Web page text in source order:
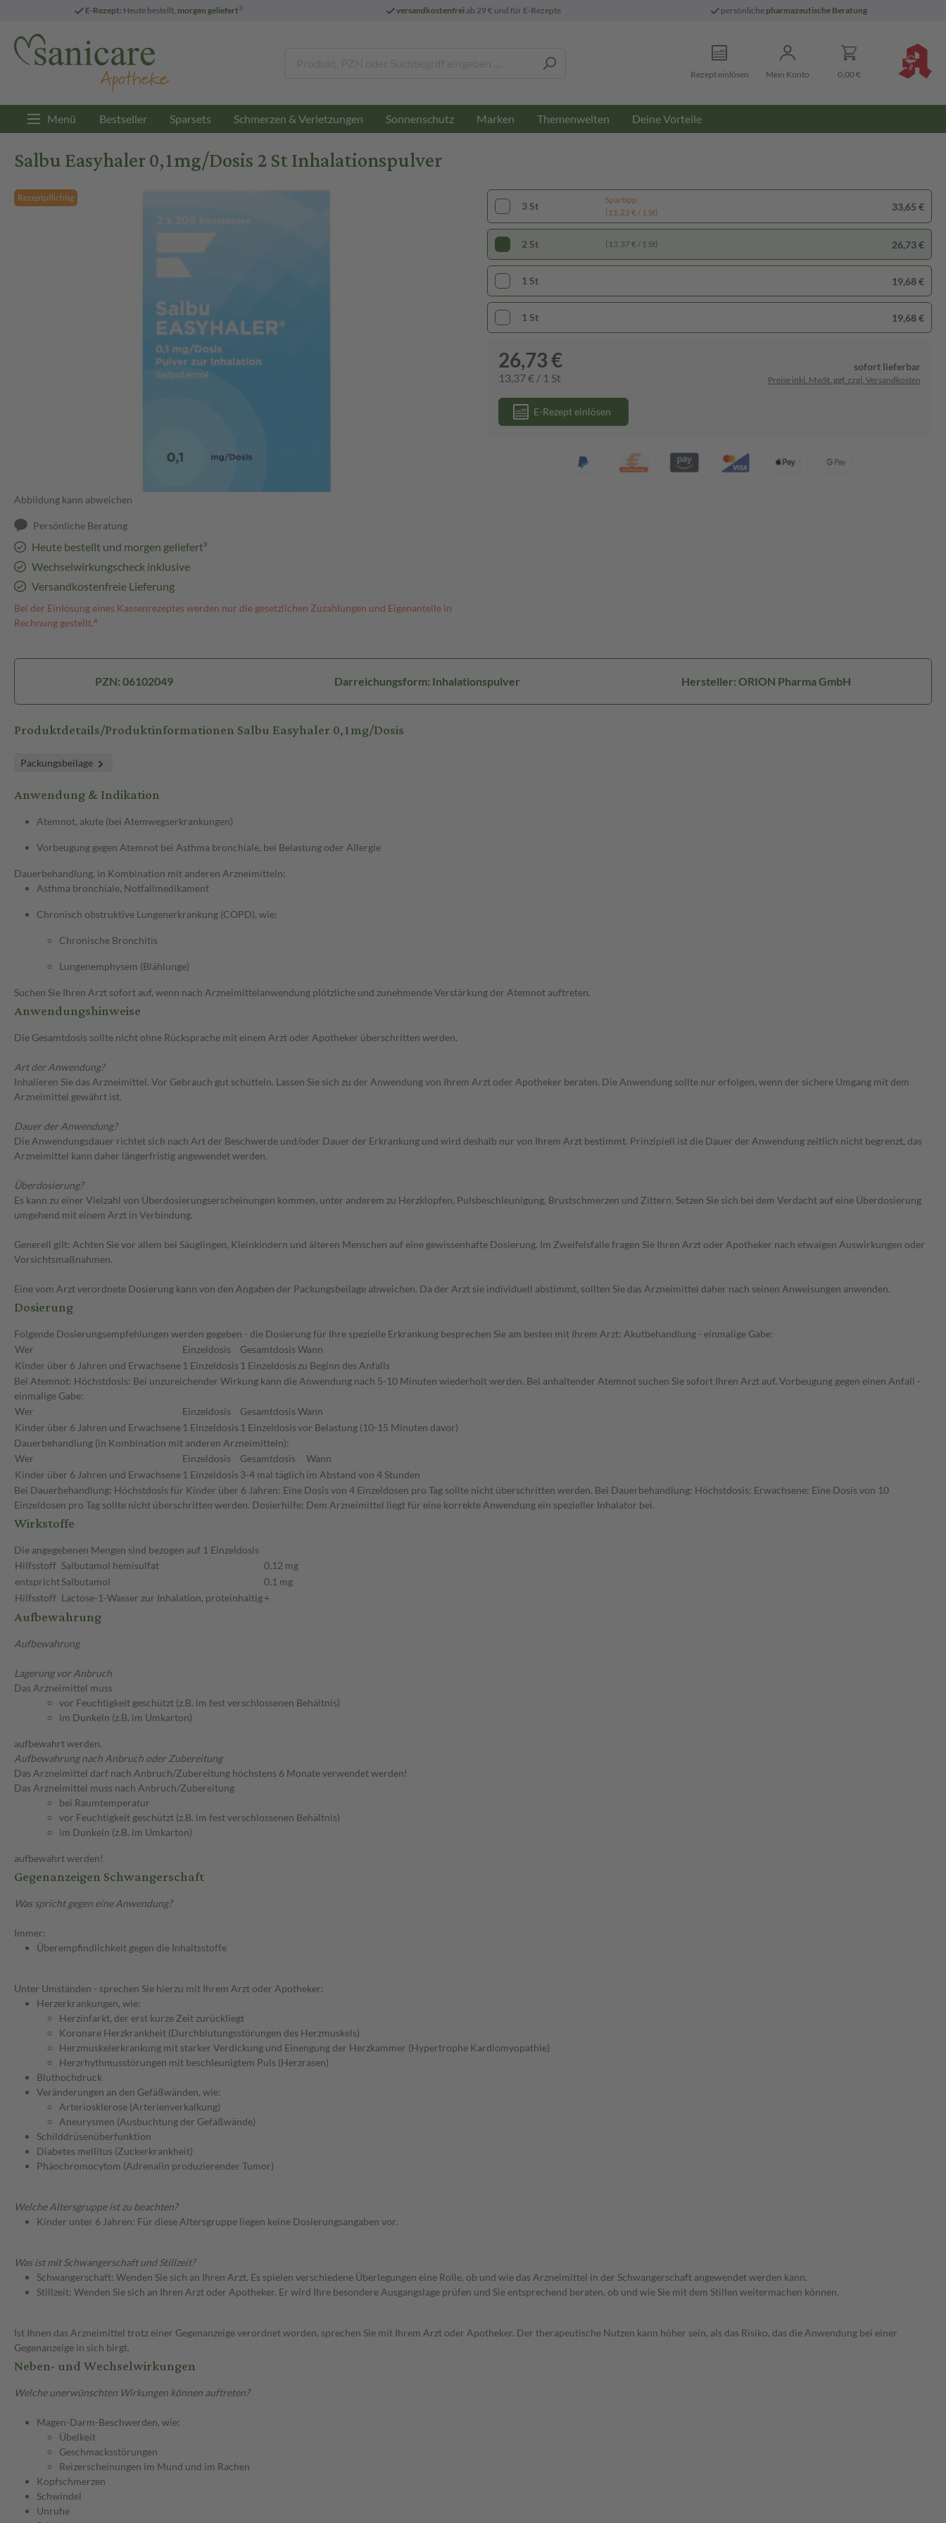
E-Rezept: Heute bestellt, morgen geliefert3 versandkostenfreiab 29 € und für E-Rezepte persönliche pharmazeutische Beratung
Rezept einlösen Mein Konto 0,00 €
Menü Bestseller Sparsets Schmerzen & Verletzungen Sonnenschutz Marken Themenwelten Deine Vorteile
Salbu Easyhaler 0,1mg/Dosis 2 St Inhalationspulver
Rezeptpflichtig
Abbildung kann abweichen
Persönliche Beratung
Heute bestellt und morgen geliefert³
Wechselwirkungscheck inklusive
Versandkostenfreie Lieferung
Bei der Einlösung eines Kassenrezeptes werden nur die gesetzlichen Zuzahlungen und Eigenanteile in
Rechnung gestellt.⁴
3 St
Spartipp
(11,22 € / 1 St)
33,65 €
2 St (13,37 € / 1 St) 26,73 €
1 St 19,68 €
1 St 19,68 €
26,73 €
13,37 € / 1 St
sofort lieferbar
Preise inkl. MwSt. ggf. zzgl. Versandkosten
E-Rezept einlösen
PZN: 06102049 Darreichungsform: Inhalationspulver Hersteller: ORION Pharma GmbH
Produktdetails/Produktinformationen Salbu Easyhaler 0,1mg/Dosis
Packungsbeilage
Anwendung & Indikation
Atemnot, akute (bei Atemwegserkrankungen)
Vorbeugung gegen Atemnot bei Asthma bronchiale, bei Belastung oder Allergie
Dauerbehandlung, in Kombination mit anderen Arzneimitteln:
Asthma bronchiale, Notfallmedikament
Chronisch obstruktive Lungenerkrankung (COPD), wie:
Chronische Bronchitis
Lungenemphysem (Blählunge)
Suchen Sie Ihren Arzt sofort auf, wenn nach Arzneimittelanwendung plötzliche und zunehmende Verstärkung der Atemnot auftreten.
Anwendungshinweise
Die Gesamtdosis sollte nicht ohne Rücksprache mit einem Arzt oder Apotheker überschritten werden.
Art der Anwendung?
Inhalieren Sie das Arzneimittel. Vor Gebrauch gut schütteln. Lassen Sie sich zu der Anwendung von Ihrem Arzt oder Apotheker beraten. Die Anwendung sollte nur erfolgen, wenn der sichere Umgang mit dem
Arzneimittel gewährt ist.
Dauer der Anwendung?
Die Anwendungsdauer richtet sich nach Art der Beschwerde und/oder Dauer der Erkrankung und wird deshalb nur von Ihrem Arzt bestimmt. Prinzipiell ist die Dauer der Anwendung zeitlich nicht begrenzt, das
Arzneimittel kann daher längerfristig angewendet werden.
Überdosierung?
Es kann zu einer Vielzahl von Überdosierungserscheinungen kommen, unter anderem zu Herzklopfen, Pulsbeschleunigung, Brustschmerzen und Zittern. Setzen Sie sich bei dem Verdacht auf eine Überdosierung
umgehend mit einem Arzt in Verbindung.
Generell gilt: Achten Sie vor allem bei Säuglingen, Kleinkindern und älteren Menschen auf eine gewissenhafte Dosierung. Im Zweifelsfalle fragen Sie Ihren Arzt oder Apotheker nach etwaigen Auswirkungen oder
Vorsichtsmaßnahmen.
Eine vom Arzt verordnete Dosierung kann von den Angaben der Packungsbeilage abweichen. Da der Arzt sie individuell abstimmt, sollten Sie das Arzneimittel daher nach seinen Anweisungen anwenden.
Dosierung
Folgende Dosierungsempfehlungen werden gegeben - die Dosierung für Ihre spezielle Erkrankung besprechen Sie am besten mit Ihrem Arzt: Akutbehandlung - einmalige Gabe:
Wer
Einzeldosis Gesamtdosis Wann
Kinder über 6 Jahren und Erwachsene 1 Einzeldosis 1 Einzeldosis zu Beginn des Anfalls
Bei Atemnot: Höchstdosis: Bei unzureichender Wirkung kann die Anwendung nach 5-10 Minuten wiederholt werden. Bei anhaltender Atemnot suchen Sie sofort Ihren Arzt auf. Vorbeugung gegen einen Anfall -
einmalige Gabe:
Wer
Einzeldosis Gesamtdosis Wann
Kinder über 6 Jahren und Erwachsene 1 Einzeldosis 1 Einzeldosisvor Belastung (10-15 Minuten davor)
Dauerbehandlung (in Kombination mit anderen Arzneimitteln):
Wer
Einzeldosis Gesamtdosis
Wann
Kinder über 6 Jahren und Erwachsene 1 Einzeldosis 3-4 mal täglich im Abstand von 4 Stunden
Bei Dauerbehandlung: Höchstdosis für Kinder über 6 Jahren: Eine Dosis von 4 Einzeldosen pro Tag sollte nicht überschritten werden. Bei Dauerbehandlung: Höchstdosis: Erwachsene: Eine Dosis von 10
Einzeldosen pro Tag sollte nicht überschritten werden. Dosierhilfe: Dem Arzneimittel liegt für eine korrekte Anwendung ein spezieller Inhalator bei.
Wirkstoffe
Die angegebenen Mengen sind bezogen auf 1 Einzeldosis
Hilfsstoff Salbutamol hemisulfat
0,12 mg
entsprichtSalbutamol
0,1 mg
Hilfsstoff Lactose-1-Wasser zur Inhalation, proteinhaltig+
Aufbewahrung
Aufbewahrung
Lagerung vor Anbruch
Das Arzneimittel muss
vor Feuchtigkeit geschützt (z.B. im fest verschlossenen Behältnis)
im Dunkeln (z.B. im Umkarton)
aufbewahrt werden.
Aufbewahrung nach Anbruch oder Zubereitung
Das Arzneimittel darf nach Anbruch/Zubereitung höchstens 6 Monate verwendet werden!
Das Arzneimittel muss nach Anbruch/Zubereitung
bei Raumtemperatur
vor Feuchtigkeit geschützt (z.B. im fest verschlossenen Behältnis)
im Dunkeln (z.B. im Umkarton)
aufbewahrt werden!
Gegenanzeigen Schwangerschaft
Was spricht gegen eine Anwendung?
Immer:
Überempfindlichkeit gegen die Inhaltsstoffe
Unter Umständen - sprechen Sie hierzu mit Ihrem Arzt oder Apotheker:
Herzerkrankungen, wie:
Herzinfarkt, der erst kurze Zeit zurückliegt
Koronare Herzkrankheit (Durchblutungsstörungen des Herzmuskels)
Herzmuskelerkrankung mit starker Verdickung und Einengung der Herzkammer (Hypertrophe Kardiomyopathie)
Herzrhythmusstörungen mit beschleunigtem Puls (Herzrasen)
Bluthochdruck
Veränderungen an den Gefäßwänden, wie:
Arteriosklerose (Arterienverkalkung)
Aneurysmen (Ausbuchtung der Gefäßwände)
Schilddrüsenüberfunktion
Diabetes mellitus (Zuckerkrankheit)
Phäochromocytom (Adrenalin produzierender Tumor)
Welche Altersgruppe ist zu beachten?
Kinder unter 6 Jahren: Für diese Altersgruppe liegen keine Dosierungsangaben vor.
Was ist mit Schwangerschaft und Stillzeit?
Schwangerschaft: Wenden Sie sich an Ihren Arzt. Es spielen verschiedene Überlegungen eine Rolle, ob und wie das Arzneimittel in der Schwangerschaft angewendet werden kann.
Stillzeit: Wenden Sie sich an Ihren Arzt oder Apotheker. Er wird Ihre besondere Ausgangslage prüfen und Sie entsprechend beraten, ob und wie Sie mit dem Stillen weitermachen können.
Ist Ihnen das Arzneimittel trotz einer Gegenanzeige verordnet worden, sprechen Sie mit Ihrem Arzt oder Apotheker. Der therapeutische Nutzen kann höher sein, als das Risiko, das die Anwendung bei einer
Gegenanzeige in sich birgt.
Neben- und Wechselwirkungen
Welche unerwünschten Wirkungen können auftreten?
Magen-Darm-Beschwerden, wie:
Übelkeit
Geschmacksstörungen
Reizerscheinungen im Mund und im Rachen
Kopfschmerzen
Schwindel
Unruhe